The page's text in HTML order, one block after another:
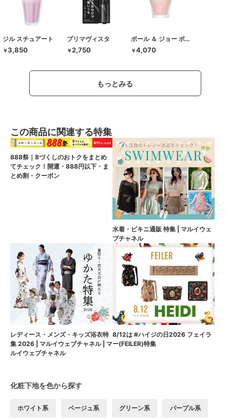
ジル スチュアート
￥3,850
プリマヴィスタ
￥2,750
ポール ＆ ジョー ボーテ
￥4,070
もっとみる
この商品に関連する特集
888祭｜8づくしのおトクをまとめ
てチェック！開運・888円以下・ま
とめ割・クーポン
水着・ビキニ通販 特集 | マルイウェ
ブチャネル
レディース・メンズ・キッズ浴衣特
集 2026 | マルイウェブチャネル | マ
ルイウェブチャネル
8/12は #ハイジの日2026 フェイラ
ー(FEILER)特集
化粧下地を色から探す
ホワイト系 ベージュ系 グリーン系 パープル系